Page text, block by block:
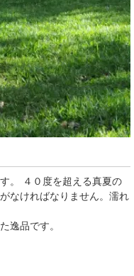
。 ４０度を超える真夏の
なければなりません。濡れ
逸品です。